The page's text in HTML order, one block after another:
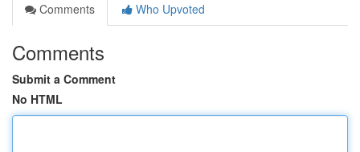
Comments
Who Upvoted
Comments
Submit a Comment
No HTML